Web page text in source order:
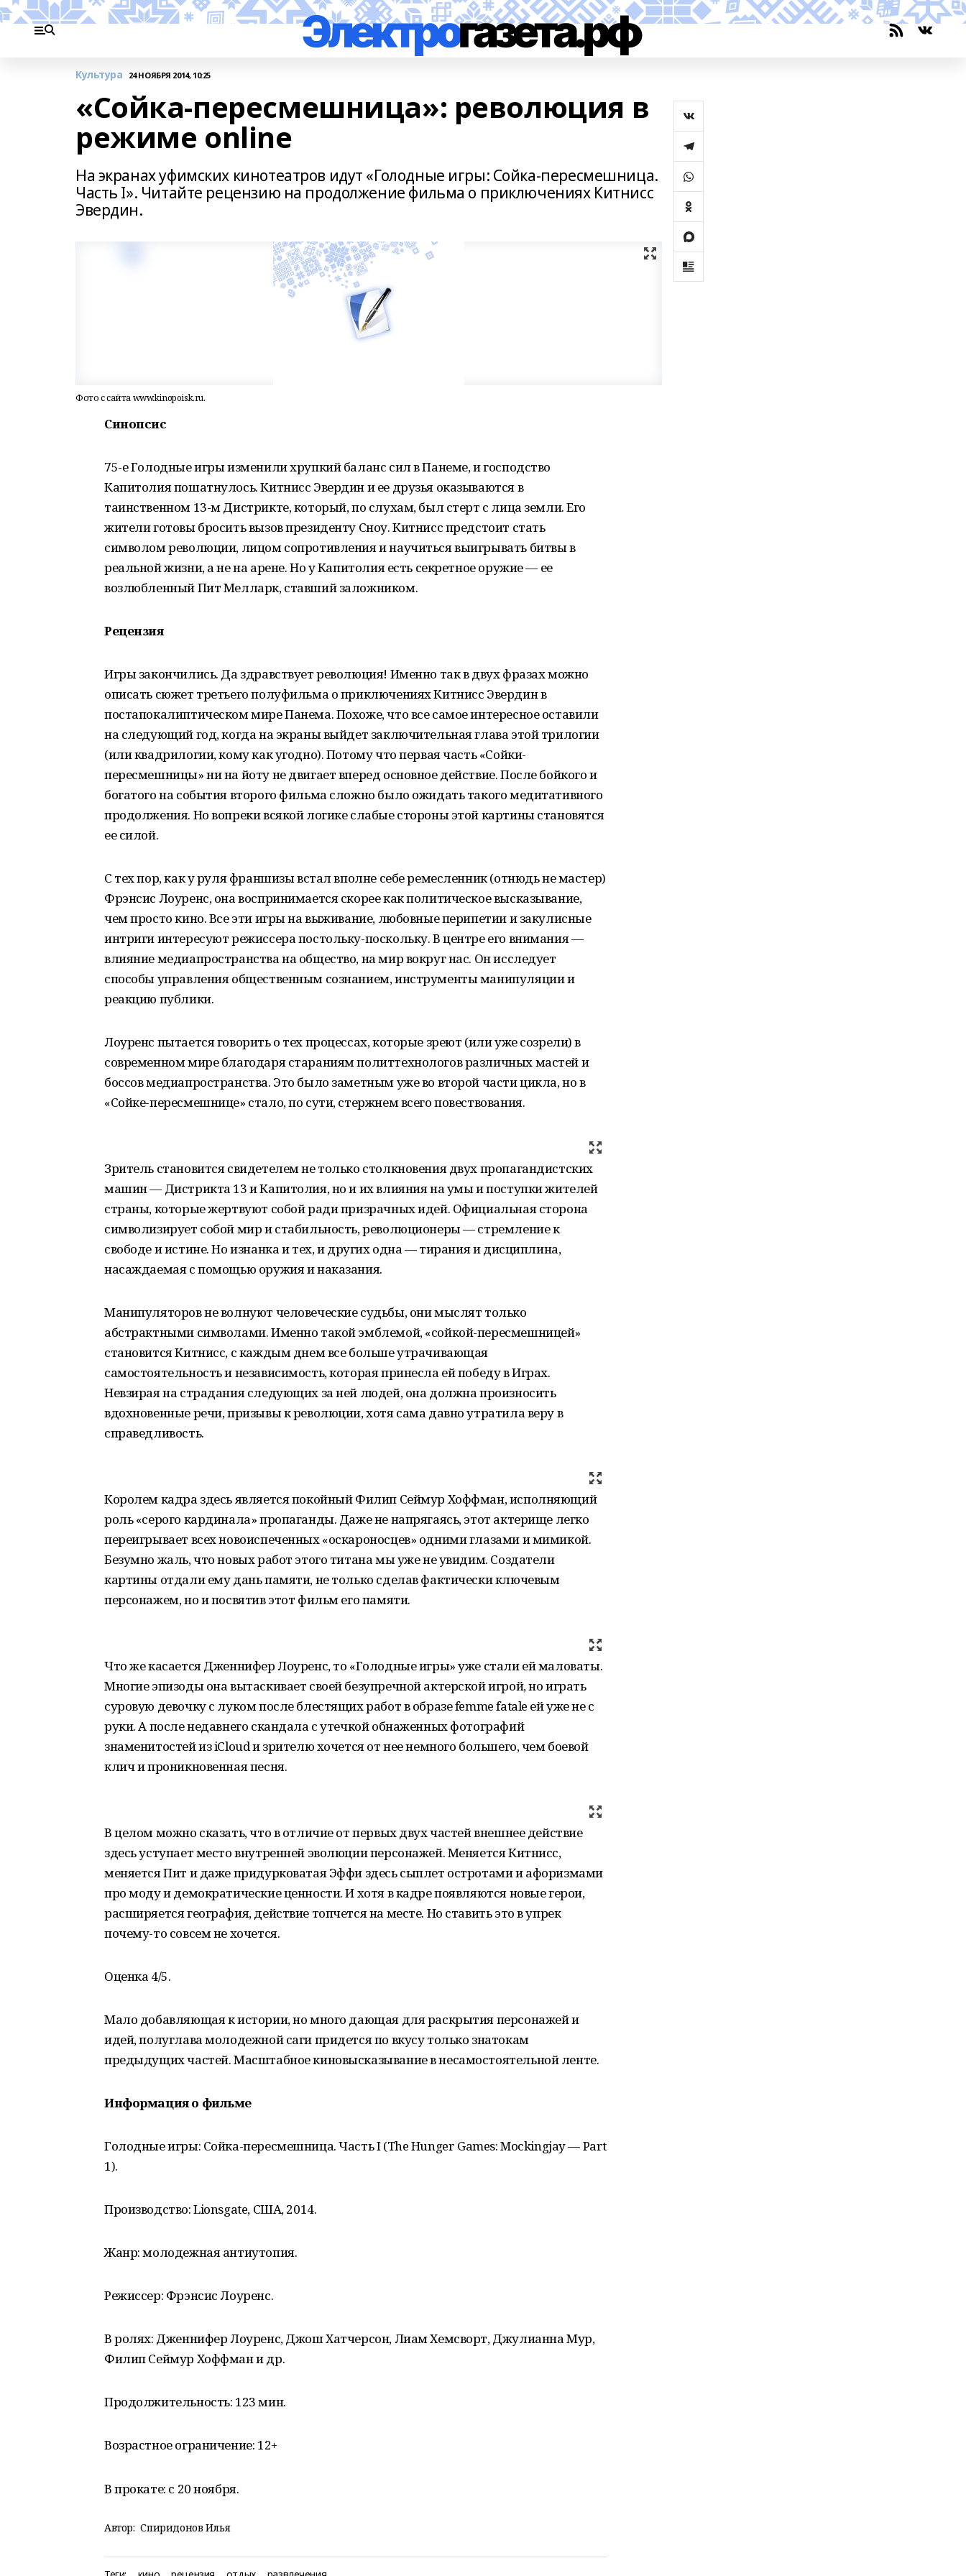
Культура 24 НОЯБРЯ 2014, 10:25
«Сойка-пересмешница»: революция в
режиме online
На экранах уфимских кинотеатров идут «Голодные игры: Сойка-пересмешница.
Часть I». Читайте рецензию на продолжение фильма о приключениях Китнисс
Эвердин.
Фото с сайта www.kinopoisk.ru.
Синопсис
75-е Голодные игры изменили хрупкий баланс сил в Панеме, и господство
Капитолия пошатнулось. Китнисс Эвердин и ее друзья оказываются в
таинственном 13-м Дистрикте, который, по слухам, был стерт с лица земли. Его
жители готовы бросить вызов президенту Сноу. Китнисс предстоит стать
символом революции, лицом сопротивления и научиться выигрывать битвы в
реальной жизни, а не на арене. Но у Капитолия есть секретное оружие — ее
возлюбленный Пит Мелларк, ставший заложником.
Рецензия
Игры закончились. Да здравствует революция! Именно так в двух фразах можно
описать сюжет третьего полуфильма о приключениях Китнисс Эвердин в
постапокалиптическом мире Панема. Похоже, что все самое интересное оставили
на следующий год, когда на экраны выйдет заключительная глава этой трилогии
(или квадрилогии, кому как угодно). Потому что первая часть «Сойки-
пересмешницы» ни на йоту не двигает вперед основное действие. После бойкого и
богатого на события второго фильма сложно было ожидать такого медитативного
продолжения. Но вопреки всякой логике слабые стороны этой картины становятся
ее силой.
С тех пор, как у руля франшизы встал вполне себе ремесленник (отнюдь не мастер)
Фрэнсис Лоуренс, она воспринимается скорее как политическое высказывание,
чем просто кино. Все эти игры на выживание, любовные перипетии и закулисные
интриги интересуют режиссера постольку-поскольку. В центре его внимания —
влияние медиапространства на общество, на мир вокруг нас. Он исследует
способы управления общественным сознанием, инструменты манипуляции и
реакцию публики.
Лоуренс пытается говорить о тех процессах, которые зреют (или уже созрели) в
современном мире благодаря стараниям политтехнологов различных мастей и
боссов медиапространства. Это было заметным уже во второй части цикла, но в
«Сойке-пересмешнице» стало, по сути, стержнем всего повествования.
Зритель становится свидетелем не только столкновения двух пропагандистских
машин — Дистрикта 13 и Капитолия, но и их влияния на умы и поступки жителей
страны, которые жертвуют собой ради призрачных идей. Официальная сторона
символизирует собой мир и стабильность, революционеры — стремление к
свободе и истине. Но изнанка и тех, и других одна — тирания и дисциплина,
насаждаемая с помощью оружия и наказания.
Манипуляторов не волнуют человеческие судьбы, они мыслят только
абстрактными символами. Именно такой эмблемой, «сойкой-пересмешницей»
становится Китнисс, с каждым днем все больше утрачивающая
самостоятельность и независимость, которая принесла ей победу в Играх.
Невзирая на страдания следующих за ней людей, она должна произносить
вдохновенные речи, призывы к революции, хотя сама давно утратила веру в
справедливость.
Королем кадра здесь является покойный Филип Сеймур Хоффман, исполняющий
роль «серого кардинала» пропаганды. Даже не напрягаясь, этот актерище легко
переигрывает всех новоиспеченных «оскароносцев» одними глазами и мимикой.
Безумно жаль, что новых работ этого титана мы уже не увидим. Создатели
картины отдали ему дань памяти, не только сделав фактически ключевым
персонажем, но и посвятив этот фильм его памяти.
Что же касается Дженнифер Лоуренс, то «Голодные игры» уже стали ей маловаты.
Многие эпизоды она вытаскивает своей безупречной актерской игрой, но играть
суровую девочку с луком после блестящих работ в образе femme fatale ей уже не с
руки. А после недавнего скандала с утечкой обнаженных фотографий
знаменитостей из iCloud и зрителю хочется от нее немного большего, чем боевой
клич и проникновенная песня.
В целом можно сказать, что в отличие от первых двух частей внешнее действие
здесь уступает место внутренней эволюции персонажей. Меняется Китнисс,
меняется Пит и даже придурковатая Эффи здесь сыплет остротами и афоризмами
про моду и демократические ценности. И хотя в кадре появляются новые герои,
расширяется география, действие топчется на месте. Но ставить это в упрек
почему-то совсем не хочется.
Оценка 4/5.
Мало добавляющая к истории, но много дающая для раскрытия персонажей и
идей, полуглава молодежной саги придется по вкусу только знатокам
предыдущих частей. Масштабное киновысказывание в несамостоятельной ленте.
Информация о фильме
Голодные игры: Сойка-пересмешница. ЧастьI(TheHunger Games:Mockingjay—Part
1).
Производство: Lionsgate, США, 2014.
Жанр: молодежная антиутопия.
Режиссер: Фрэнсис Лоуренс.
В ролях: Дженнифер Лоуренс, Джош Хатчерсон, Лиам Хемсворт, Джулианна Мур,
Филип Сеймур Хоффман и др.
Продолжительность: 123 мин.
Возрастное ограничение: 12+
В прокате: с 20 ноября.
Автор: Спиридонов Илья